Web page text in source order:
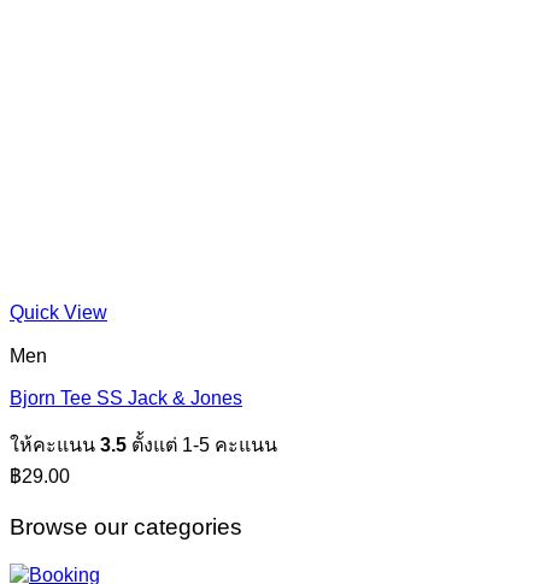
Quick View
Men
Bjorn Tee SS Jack & Jones
ให้คะแนน 3.5 ตั้งแต่ 1-5 คะแนน
฿29.00
Browse our categories